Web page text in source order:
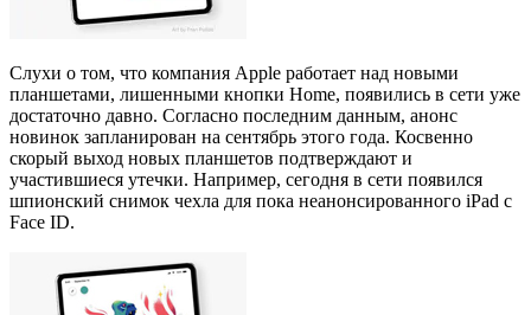
Слухи о том, что компания Apple работает над новыми
планшетами, лишенными кнопки Home, появились в сети уже
достаточно давно. Согласно последним данным, анонс
новинок запланирован на сентябрь этого года. Косвенно
скорый выход новых планшетов подтверждают и
участившиеся утечки. Например, сегодня в сети появился
шпионский снимок чехла для пока неанонсированного iPad c
Face ID.